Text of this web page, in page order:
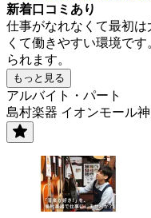
新着口コミあり
仕事がなれなくて最初
くて働きやすい環境で
られます。
もっと見る
アルバイト・パート
島村楽器 イオンモール